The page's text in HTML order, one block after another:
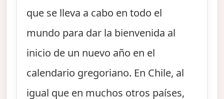
que se lleva a cabo en todo el
mundo para dar la bienvenida al
inicio de un nuevo año en el
calendario gregoriano. En Chile, al
igual que en muchos otros países,